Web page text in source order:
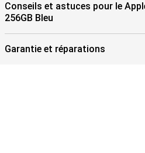
Conseils et astuces pour le
256GB Bleu
Garantie et réparations